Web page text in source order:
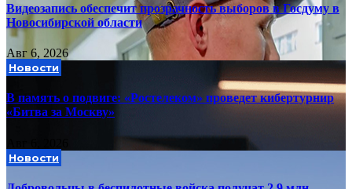
Видеозапись обеспечит прозрачность выборов в Госдуму в
Новосибирской области
Авг 6, 2026
Новости
В память о подвиге: «Ростелеком» проведет кибертурнир
«Битва за Москву»
Новости